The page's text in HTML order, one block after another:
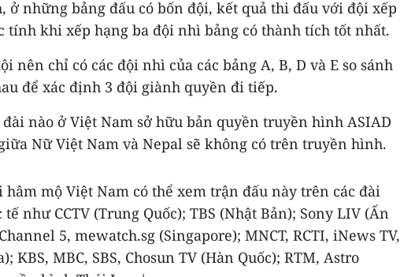
ở những bảng đấu có bốn đội, kết quả thi đấu với đội xếp
tính khi xếp hạng ba đội nhì bảng có thành tích tốt nhất.
nên chỉ có các đội nhì của các bảng A, B, D và E so sánh
để xác định 3 đội giành quyền đi tiếp.
nào ở Việt Nam sở hữu bản quyền truyền hình ASIAD
Nữ Việt Nam và Nepal sẽ không có trên truyền hình.
mộ Việt Nam có thể xem trận đấu này trên các đài
như CCTV (Trung Quốc); TBS (Nhật Bản); Sony LIV (Ấn
5, mewatch.sg (Singapore); MNCT, RCTI, iNews TV,
KBS, MBC, SBS, Chosun TV (Hàn Quốc); RTM, Astro